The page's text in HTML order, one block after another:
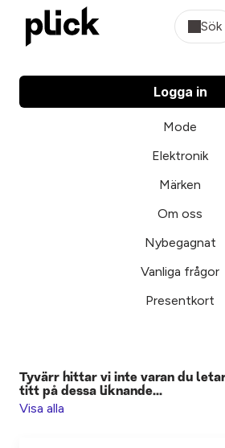
Sök
Logga in
Mode
Elektronik
Märken
Om oss
Nybegagnat
Vanliga frågor
Presentkort
Tyvärr hittar vi inte varan du
titt på dessa liknande...
Visa alla